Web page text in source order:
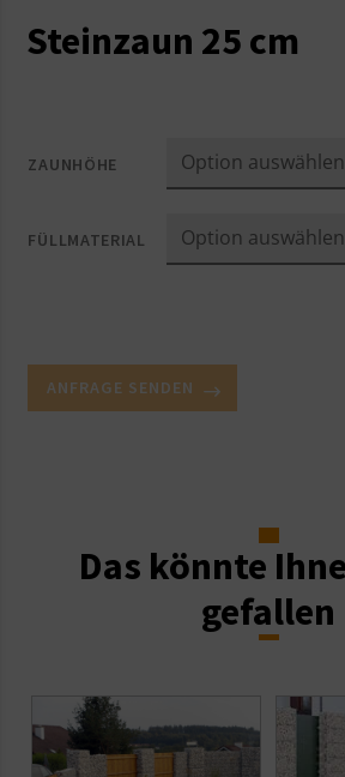
Steinzaun 25 cm
ZAUNHÖHE
FÜLLMATERIAL
ANFRAGE SENDEN
Das könnte
gefallen